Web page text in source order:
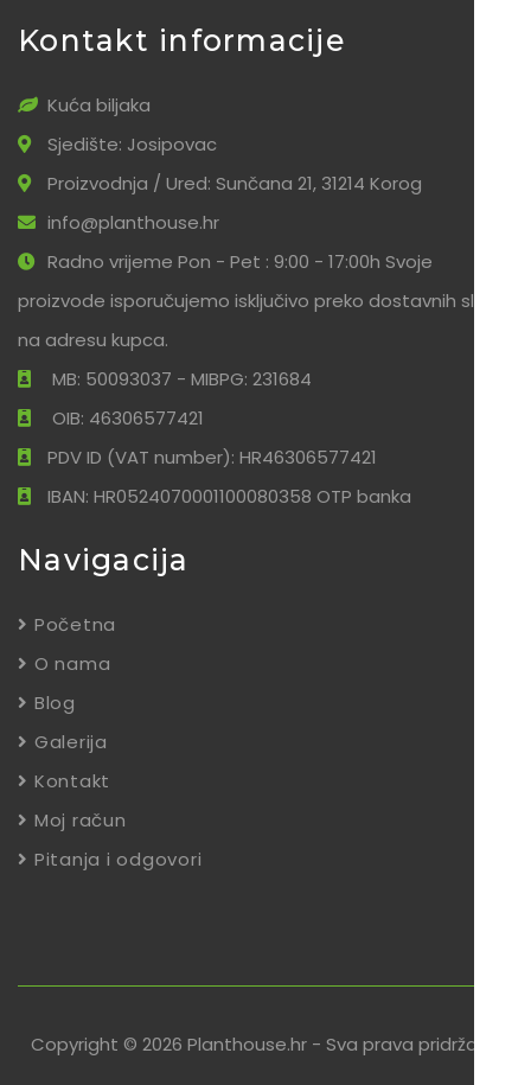
Kontakt informacije
Kuća biljaka
Sjedište: Josipovac
Proizvodnja / Ured: Sunčana 21, 31214 Korog
info@planthouse.hr
Radno vrijeme Pon - Pet : 9:00 - 17:00h Svoje
proizvode isporučujemo isključivo preko dostavnih službi
na adresu kupca.
MB: 50093037 - MIBPG: 231684
OIB: 46306577421
PDV ID (VAT number): HR46306577421
IBAN: HR0524070001100080358 OTP banka
Navigacija
Početna
O nama
Blog
Galerija
Kontakt
Moj račun
Pitanja i odgovori
Copyright © 2026 Planthouse.hr - Sva prava pridržana